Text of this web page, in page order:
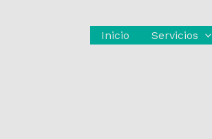
Inicio Servicios